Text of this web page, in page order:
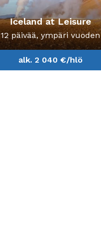
Iceland at Leisure
12 päivää, ympäri vuoden
alk. 2 040 €/hlö